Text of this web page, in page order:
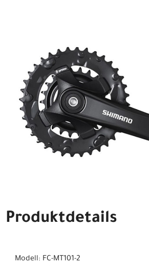
Produktdetails
Modell: FC-MT101-2